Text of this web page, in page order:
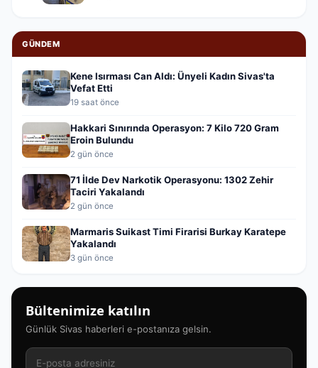
GÜNDEM
Kene Isırması Can Aldı: Ünyeli Kadın Sivas'ta
Vefat Etti
19 saat önce
Hakkari Sınırında Operasyon: 7 Kilo 720 Gram
Eroin Bulundu
2 gün önce
71 İlde Dev Narkotik Operasyonu: 1302 Zehir
Taciri Yakalandı
2 gün önce
Marmaris Suikast Timi Firarisi Burkay Karatepe
Yakalandı
3 gün önce
Bültenimize katılın
Günlük Sivas haberleri e-postanıza gelsin.